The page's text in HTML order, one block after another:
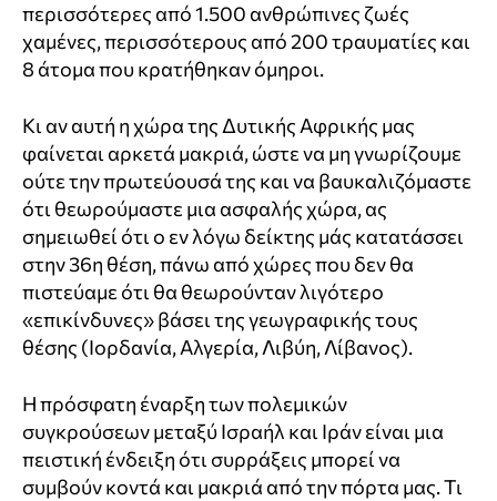
περισσότερες από 1.500 ανθρώπινες ζωές
χαμένες, περισσότερους από 200 τραυματίες και
8 άτομα που κρατήθηκαν όμηροι.
Κι αν αυτή η χώρα της Δυτικής Αφρικής μας
φαίνεται αρκετά μακριά, ώστε να μη γνωρίζουμε
ούτε την πρωτεύουσά της και να βαυκαλιζόμαστε
ότι θεωρούμαστε μια ασφαλής χώρα, ας
σημειωθεί ότι ο εν λόγω δείκτης μάς κατατάσσει
στην 36η θέση, πάνω από χώρες που δεν θα
πιστεύαμε ότι θα θεωρούνταν λιγότερο
«επικίνδυνες» βάσει της γεωγραφικής τους
θέσης (Ιορδανία, Αλγερία, Λιβύη, Λίβανος).
Η πρόσφατη έναρξη των πολεμικών
συγκρούσεων μεταξύ Ισραήλ και Ιράν είναι μια
πειστική ένδειξη ότι συρράξεις μπορεί να
συμβούν κοντά και μακριά από την πόρτα μας. Τι